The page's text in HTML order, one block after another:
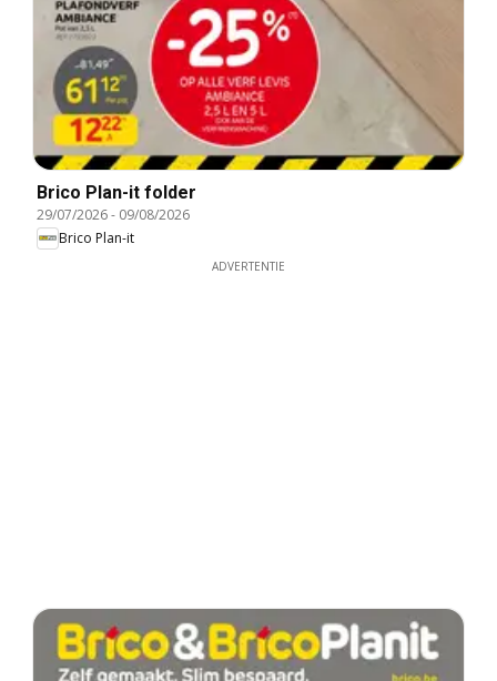
Brico Plan-it folder
29/07/2026- 09/08/2026
Brico Plan-it
ADVERTENTIE